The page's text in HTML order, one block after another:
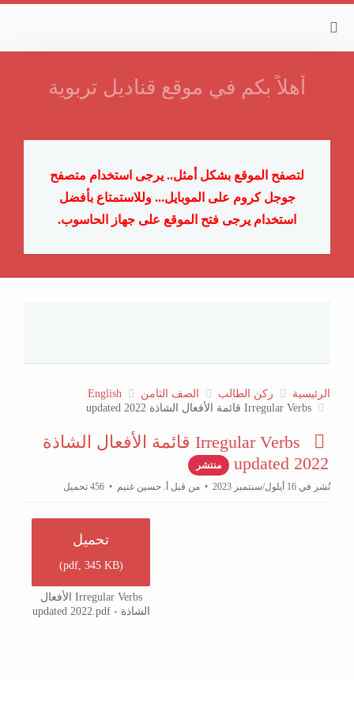
أهلاً بكم في موقع قناديل تربوية
لتصفح الموقع بشكل أمثل.. يرجى استخدام متصفح
جوجل كروم على الموبايل...وللاستمتاع بأفضل
استخدام يرجى فتح الموقع على جهاز الحاسوب.
الرئيسية ركن الطالب الصف الثامن
English
Irregular Verbs قائمة الأفعال الشاذة updated 2022
p
d
f
Irregular Verbs قائمة الأفعال الشاذة
updated 2022
منتشر
نُشر في 16 أيلول/سبتمبر 2023
من قبل أ. حسين غنيم
تحميل
(
pdf, 345 KB
)
Irregular Verbs الأفعال
الشاذة - updated 2022.pdf